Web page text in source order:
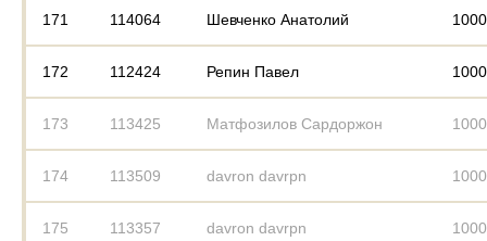
171 114064 Шевченко Анатолий
172 112424 Репин Павел
173 113425 Матфозилов Сардоржон
174 113509 davron davrpn
175 113357 davron davrpn